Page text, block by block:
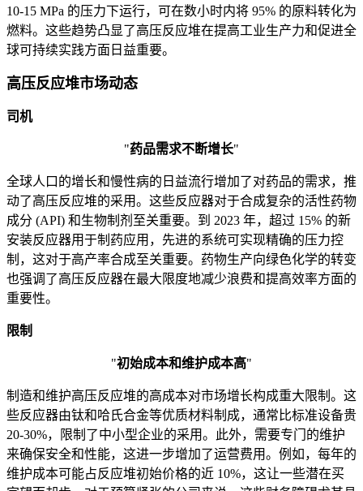
10-15 MPa 的压力下运行，可在数小时内将 95% 的原料转化为
燃料。这些趋势凸显了高压反应堆在提高工业生产力和促进全
球可持续实践方面日益重要。
高压反应堆市场动态
司机
"药品需求不断增长"
全球人口的增长和慢性病的日益流行增加了对药品的需求，推
动了高压反应堆的采用。这些反应器对于合成复杂的活性药物
成分 (API) 和生物制剂至关重要。到 2023 年，超过 15% 的新
安装反应器用于制药应用，先进的系统可实现精确的压力控
制，这对于高产率合成至关重要。药物生产向绿色化学的转变
也强调了高压反应器在最大限度地减少浪费和提高效率方面的
重要性。
限制
"初始成本和维护成本高"
制造和维护高压反应堆的高成本对市场增长构成重大限制。这
些反应器由钛和哈氏合金等优质材料制成，通常比标准设备贵
20-30%，限制了中小型企业的采用。此外，需要专门的维护
来确保安全和性能，这进一步增加了运营费用。例如，每年的
维护成本可能占反应堆初始价格的近 10%，这让一些潜在买